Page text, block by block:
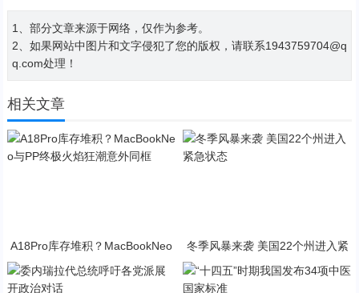
1、部分文章来源于网络，仅作为参考。
2、如果网站中图片和文字侵犯了您的版权，请联系1943759704@q
q.com处理！
相关文章
A18Pro库存堆积？MacBookNeo
冬季风暴来袭 美国22个州进入紧